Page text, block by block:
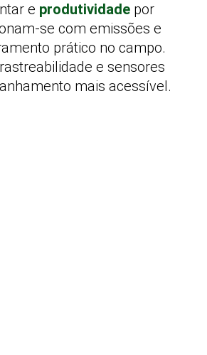
e produtividade por
se com emissões e
prático no campo.
e sensores
mais acessível.